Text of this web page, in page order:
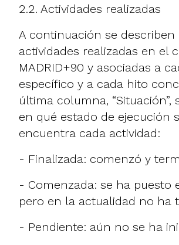
2.2. Actividades realizadas
A continuación se describen
actividades realizadas en el
MADRID+90 y asociadas a
específico y a cada hito
última columna, “Situación”,
en qué estado de ejecución
encuentra cada actividad:
- Finalizada: comenzó y
- Comenzada: se ha puesto
pero en la actualidad no ha
- Pendiente: aún no se ha